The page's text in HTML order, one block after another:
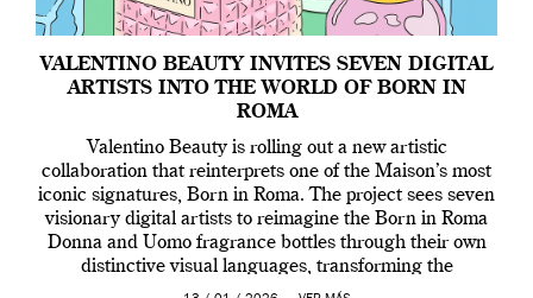
VALENTINO BEAUTY INVITES SEVEN DIGITAL
ARTISTS INTO THE WORLD OF BORN IN
ROMA
Valentino Beauty is rolling out a new artistic
collaboration that reinterprets one of the Maison’s most
iconic signatures, Born in Roma. The project sees seven
visionary digital artists to reimagine the Born in Roma
Donna and Uomo fragrance bottles through their own
distinctive visual languages, transforming the
emblematic design into a contemporary canvas.